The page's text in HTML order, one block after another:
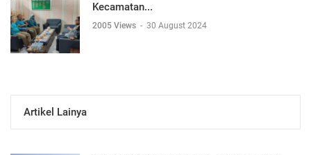
Kecamatan...
2005 Views - 30 August 2024
Artikel Lainya